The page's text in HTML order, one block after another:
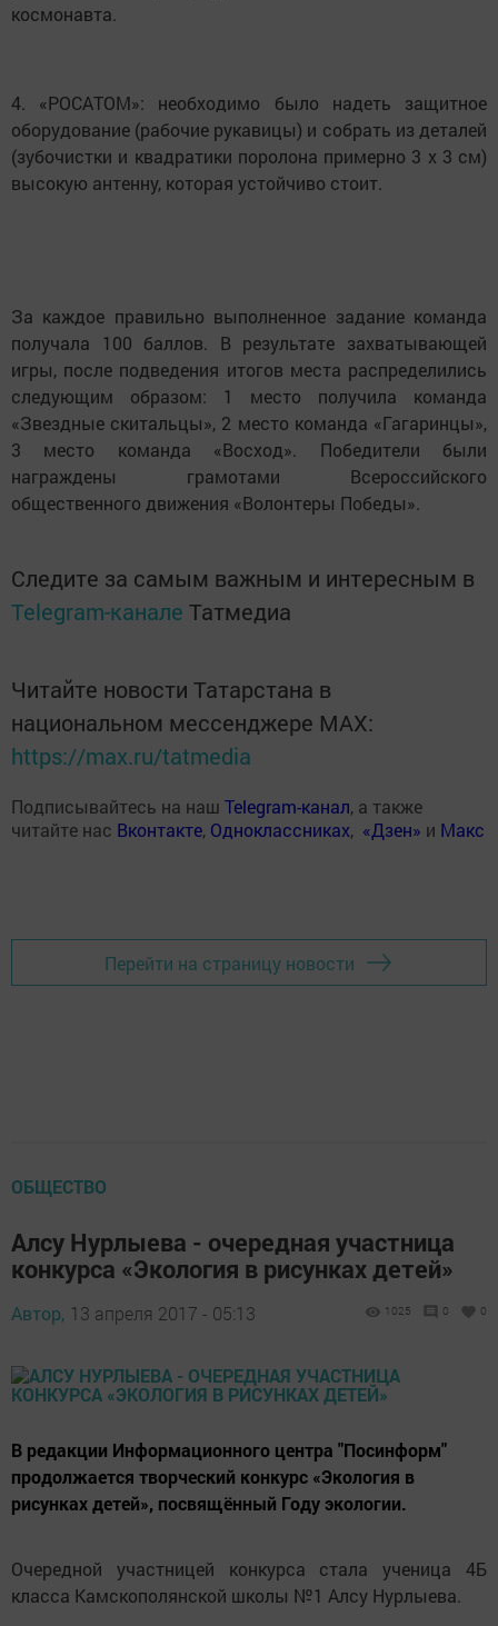
космонавта.
4. «РОСАТОМ»: необходимо было надеть защитное
оборудование (рабочие рукавицы) и собрать из деталей
(зубочистки и квадратики поролона примерно 3 х 3 см)
высокую антенну, которая устойчиво стоит.
За каждое правильно выполненное задание команда
получала 100 баллов. В результате захватывающей
игры, после подведения итогов места распределились
следующим образом: 1 место получила команда
«Звездные скитальцы», 2 место команда «Гагаринцы»,
3 место команда «Восход». Победители были
награждены грамотами Всероссийского
общественного движения «Волонтеры Победы».
Следите за самым важным и интересным в
Telegram-канале Татмедиа
Читайте новости Татарстана в
национальном мессенджере MАХ:
https://max.ru/tatmedia
Подписывайтесь на наш Telegram-канал, а также
читайте нас Вконтакте, Одноклассниках, «Дзен» и Макс
Перейти на страницу новости
ОБЩЕСТВО
Алсу Нурлыева - очередная участница
конкурса «Экология в рисунках детей»
Автор, 13 апреля 2017 - 05:13 1025 0 0
В редакции Информационного центра "Посинформ"
продолжается творческий конкурс «Экология в
рисунках детей», посвящённый Году экологии.
Очередной участницей конкурса стала ученица 4Б
класса Камскополянской школы №1 Алсу Нурлыева.